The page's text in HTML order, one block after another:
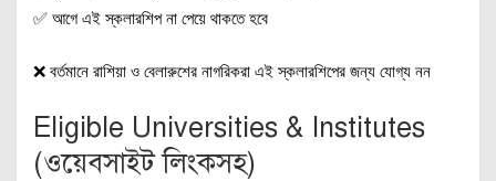
✅ আগে এই স্কলারশিপ না পেয়ে থাকতে হবে
❌ বর্তমানে রাশিয়া ও বেলারুশের নাগরিকরা এই স্কলারশিপের জন্য যোগ্য নন
Eligible Universities & Institutes
(ওয়েবসাইট লিংকসহ)